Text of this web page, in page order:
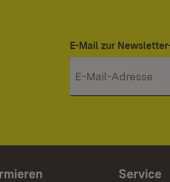
E-Mail zur
Service